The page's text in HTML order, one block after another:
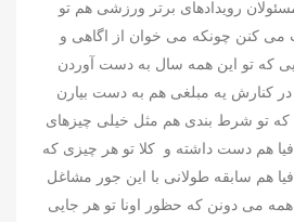
رویدادهای برتر ورزشی هم تو
کنن چونکه می خوان از اگاهی و
که تو این همه سال به دست آوردن
در کنارش یه مبلغی هم به دست بیارن
تو شرط بندی هم مثل خیلی چیزهای
هم دست داشته و کلا تو هر چیزی که
هم سابقه طولانی با این جور مشاغل
همه می دونن که حظور اونا تو هر جایی